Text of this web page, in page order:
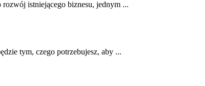
istniejącego biznesu, jednym⁣ ...
tym, ⁣czego‌ potrzebujesz, aby​ ...